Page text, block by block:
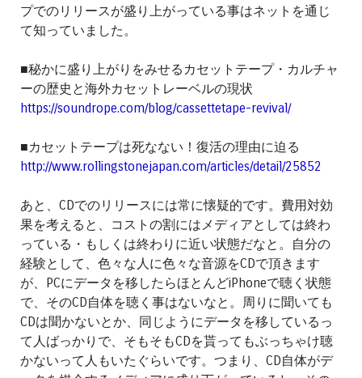
プでのリリースが盛り上がっている事はネットを通じ
て知っていました。
■秘かに盛り上がりをみせるカセットテープ・カルチャ
ーの歴史と海外カセットレーベルの現状
https://soundrope.com/blog/cassettetape-revival/
■カセットテープは死なない！復活の理由に迫る
http://www.rollingstonejapan.com/articles/detail/25852
あと、CDでのリリースには常に懐疑的です。費用対効
果を考えると、コストの割にはメディアとしては終わ
っている・もしくは終わりに近い状態だなと。自分の
経験として、色々な人に色々な音源をCDで頂きます
が、PCにデータを移したらほとんどiPhoneで聴く状態
で、そのCD自体を聴く事はないなと。周りに聞いても
CDは聞かないとか、同じようにデータを移しているっ
て人ばっかりで、そもそもCDを貰ってもぶっちゃけ聴
かないって人もいたぐらいです。つまり、CD自体がデ